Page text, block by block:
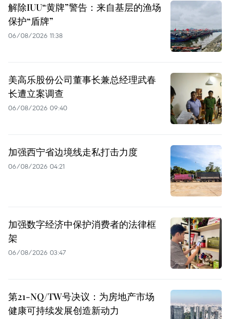
解除IUU“黄牌”警告：来自基层的渔场
保护“盾牌”
06/08/2026 11:38
美高乐股份公司董事长兼总经理武春
长遭立案调查
06/08/2026 09:40
加强西宁省边境线走私打击力度
06/08/2026 04:21
加强数字经济中保护消费者的法律框
架
06/08/2026 03:47
第21-NQ/TW号决议：为房地产市场
健康可持续发展创造新动力